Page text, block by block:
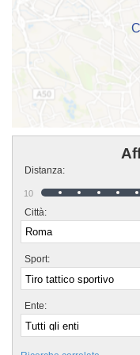
Distanza:
10
Città:
Sport:
Ente: